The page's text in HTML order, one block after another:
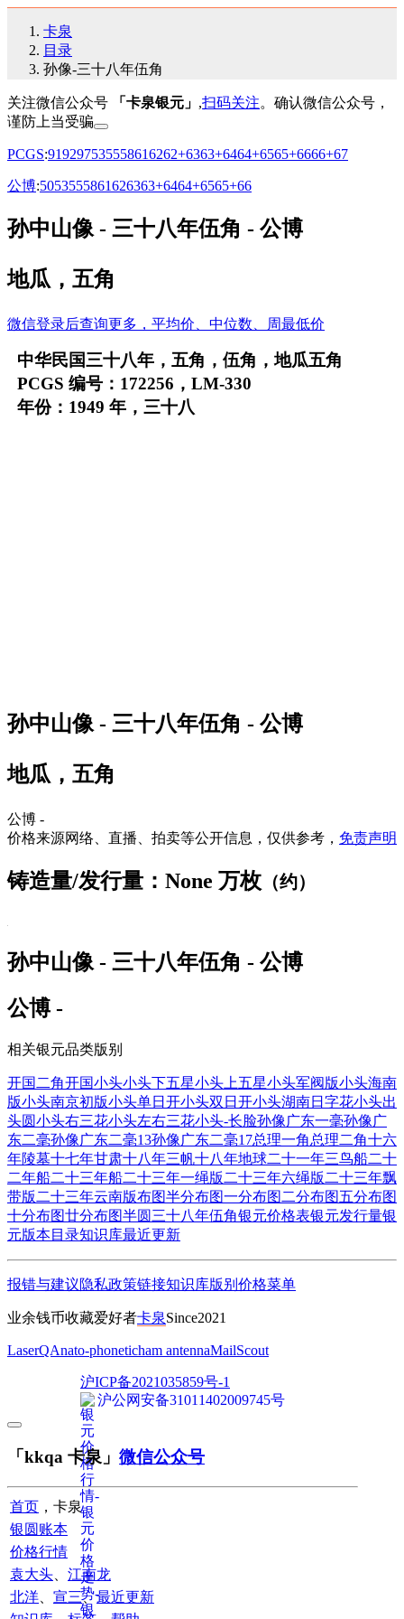
卡泉
目录
孙像-三十八年伍角
关注微信公众号 「卡泉银元」 ,扫码关注。确认微信公众号，
谨防上当受骗
PCGS:919297535558616262+6363+6464+6565+6666+67
公博:5053555861626363+6464+6565+66
孙中山像 - 三十八年伍角 - 公博
地瓜，五角
微信登录后查询更多，平均价、中位数、周最低价
中华民国三十八年，五角，伍角，地瓜五角
PCGS 编号：172256，LM-330
年份：1949 年，三十八
孙中山像 - 三十八年伍角 - 公博
地瓜，五角
公博 -
价格来源网络、直播、拍卖等公开信息，仅供参考， 免责声明
铸造量/发行量：None 万枚 （约）
孙中山像 - 三十八年伍角 - 公博
公博 -
相关银元品类版别
开国二角开国小头小头下五星小头上五星小头军阀版小头海南
版小头南京初版小头单日开小头双日开小头湖南日字花小头出
头圆小头右三花小头左右三花小头-长脸孙像广东一毫孙像广
东二毫孙像广东二毫13孙像广东二毫17总理一角总理二角十六
年陵墓十七年甘肃十八年三帆十八年地球二十一年三鸟船二十
二年船二十三年船二十三年一绳版 二十三年六绳版 二十三年飘
带版 二十三年云南版布图半分布图一分布图二分布图五分布图
十分布图廿分布图半圆 三十八年伍角银元价格表银元发行量银
元版本目录知识库最近更新
报错与建议隐私政策链接知识库版别 价格菜单
业余钱币收藏爱好者卡泉Since2021
LaserQAnato-phoneticham antennaMailScout
沪ICP备2021035859号-1
沪公网安备31011402009745号
「kkqa 卡泉」 微信公众号
首页 ，卡泉
银圆账本
价格行情
袁大头
江南龙
北洋
宣三、最近更新